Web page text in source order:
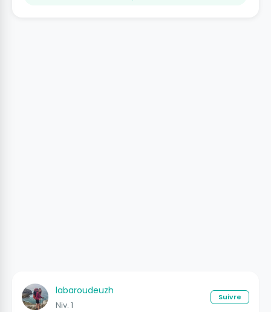
labaroudeuzh
Niv. 1
Suivre